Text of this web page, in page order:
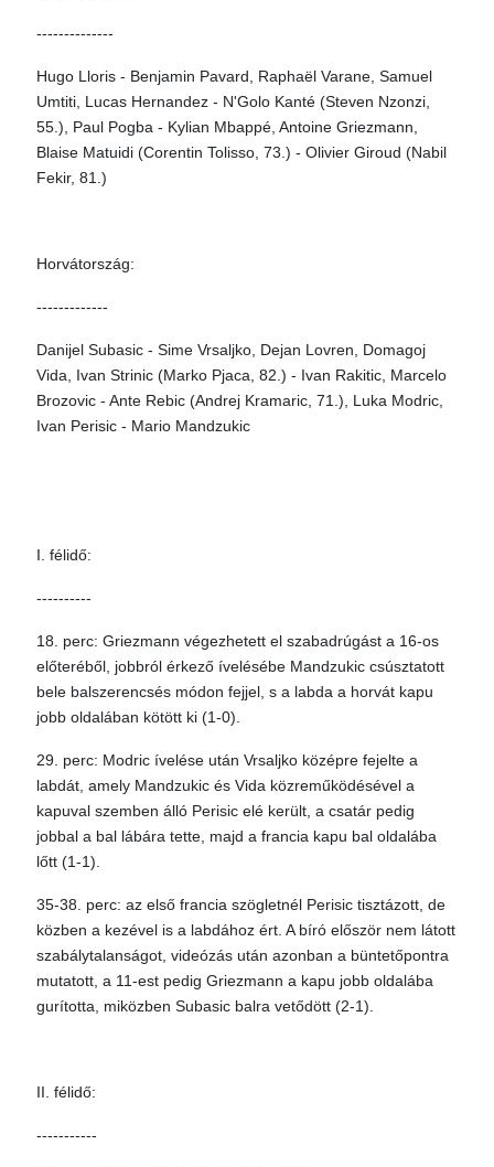
--------------
Hugo Lloris - Benjamin Pavard, Raphaël Varane, Samuel
Umtiti, Lucas Hernandez - N'Golo Kanté (Steven Nzonzi,
55.), Paul Pogba - Kylian Mbappé, Antoine Griezmann,
Blaise Matuidi (Corentin Tolisso, 73.) - Olivier Giroud (Nabil
Fekir, 81.)
Horvátország:
-------------
Danijel Subasic - Sime Vrsaljko, Dejan Lovren, Domagoj
Vida, Ivan Strinic (Marko Pjaca, 82.) - Ivan Rakitic, Marcelo
Brozovic - Ante Rebic (Andrej Kramaric, 71.), Luka Modric,
Ivan Perisic - Mario Mandzukic
I. félidő:
----------
18. perc: Griezmann végezhetett el szabadrúgást a 16-os
előteréből, jobbról érkező ívelésébe Mandzukic csúsztatott
bele balszerencsés módon fejjel, s a labda a horvát kapu
jobb oldalában kötött ki (1-0).
29. perc: Modric ívelése után Vrsaljko középre fejelte a
labdát, amely Mandzukic és Vida közreműködésével a
kapuval szemben álló Perisic elé került, a csatár pedig
jobbal a bal lábára tette, majd a francia kapu bal oldalába
lőtt (1-1).
35-38. perc: az első francia szögletnél Perisic tisztázott, de
közben a kezével is a labdához ért. A bíró először nem látott
szabálytalanságot, videózás után azonban a büntetőpontra
mutatott, a 11-est pedig Griezmann a kapu jobb oldalába
gurította, miközben Subasic balra vetődött (2-1).
II. félidő:
-----------